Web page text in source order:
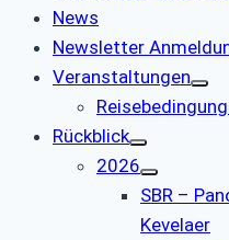
News
Newsletter
Veranstaltungen
Rückblick
2026
SBR –
Kevelaer